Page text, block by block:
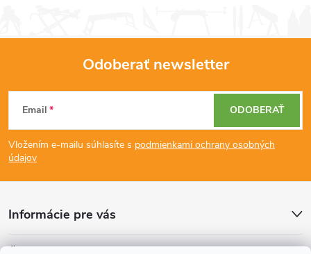
Z
á
p
ä
t
Odoberať newsletter
Email
Vložením e-mailu súhlasíte s podmienkami ochrany osobných
údajov
ODOBERAŤ
Informácie pre vás